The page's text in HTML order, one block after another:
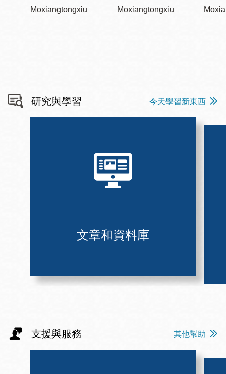
Moxiangtongxiu Moxiangtongxiu
研究與學習 今天學習新東西
文章和資料庫
支援與服務 其他幫助